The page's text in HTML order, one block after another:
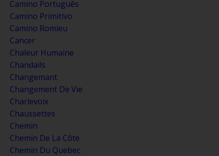
Camino Português
Camino Primitivo
Camino Romieu
Cancer
Chaleur Humaine
Chandails
Changemant
Changement De Vie
Charlevoix
Chaussettes
Chemin
Chemin De La Côte
Chemin Du Quebec